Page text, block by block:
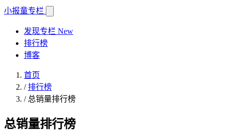
小报童专栏
发现专栏 New
排行榜
博客
首页
/排行榜
/ 总销量排行榜
总销量排行榜